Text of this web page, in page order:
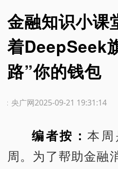
金融知识小课
着DeepSeek
路”你的钱包
2025-09-21 19:31:14
：央广网
编者按：本周
周。为了帮助金融